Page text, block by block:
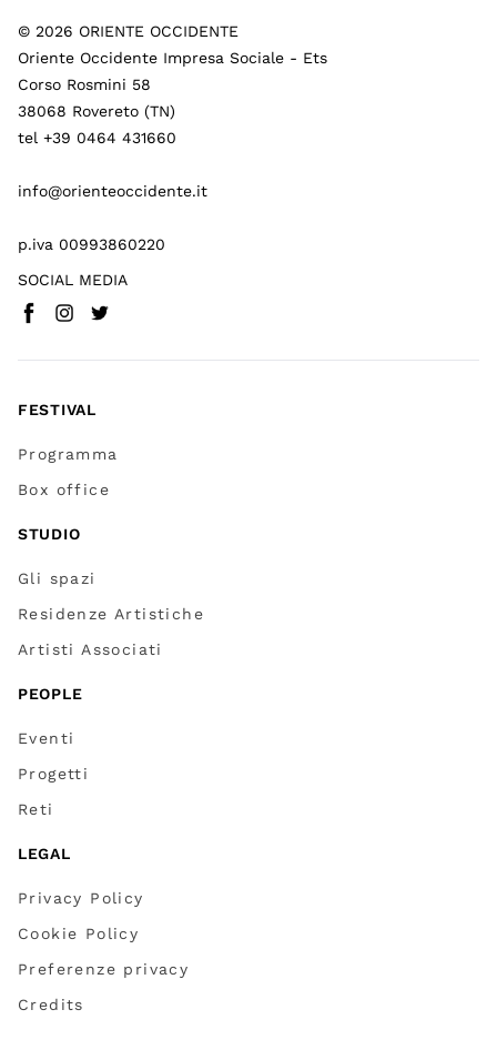
© 2026 ORIENTE OCCIDENTE
Oriente Occidente Impresa Sociale - Ets
Corso Rosmini 58
38068 Rovereto (TN)
tel +39 0464 431660
info@orienteoccidente.it
p.iva 00993860220
SOCIAL MEDIA
Facebook(
Instagram
Twitter
FESTIVAL
Programma
Box office
STUDIO
Gli spazi
Residenze Artistiche
Artisti Associati
PEOPLE
Eventi
Progetti
Reti
LEGAL
Privacy Policy
Cookie Policy
Preferenze privacy
Credits